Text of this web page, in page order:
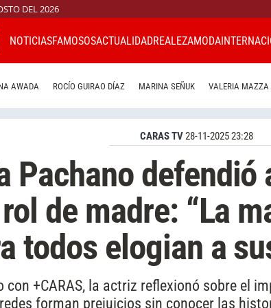
DEL 2026
NOTICIASFAMOSOSACTUALIDADREALEZAMODA
AWADA ROCÍO GUIRAO DÍAZ MARINA SEÑUK VALERIA MAZZA
CARAS TV28-11-2025 23:28
Pachano defendió
de madre: “La
todos elogian a
con +CARAS, la actriz reflexionó sobre el
forman prejuicios sin conocer las